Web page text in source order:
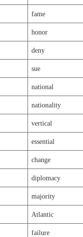
fame
honor
deny
sue
national
nationality
vertical
essential
change
diplomacy
majority
Atlantic
failure